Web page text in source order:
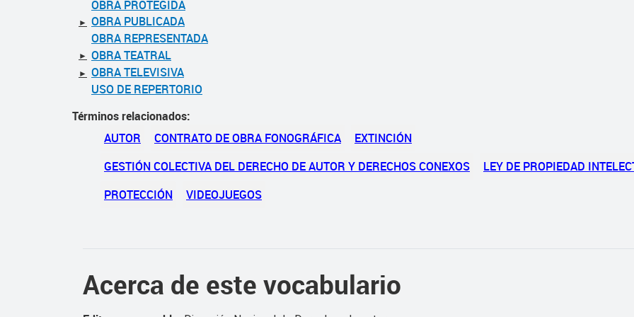
OBRA PROTEGIDA
► OBRA PUBLICADA
OBRA REPRESENTADA
► OBRA TEATRAL
► OBRA TELEVISIVA
USO DE REPERTORIO
Términos relacionados:
AUTOR
CONTRATO DE OBRA FONOGRÁFICA
EXTINCIÓN
GESTIÓN COLECTIVA DEL DERECHO DE AUTOR Y DERECHOS CONEXOS
LEY DE PROPIEDAD
PROTECCIÓN
VIDEOJUEGOS
Acerca de este vocabulario